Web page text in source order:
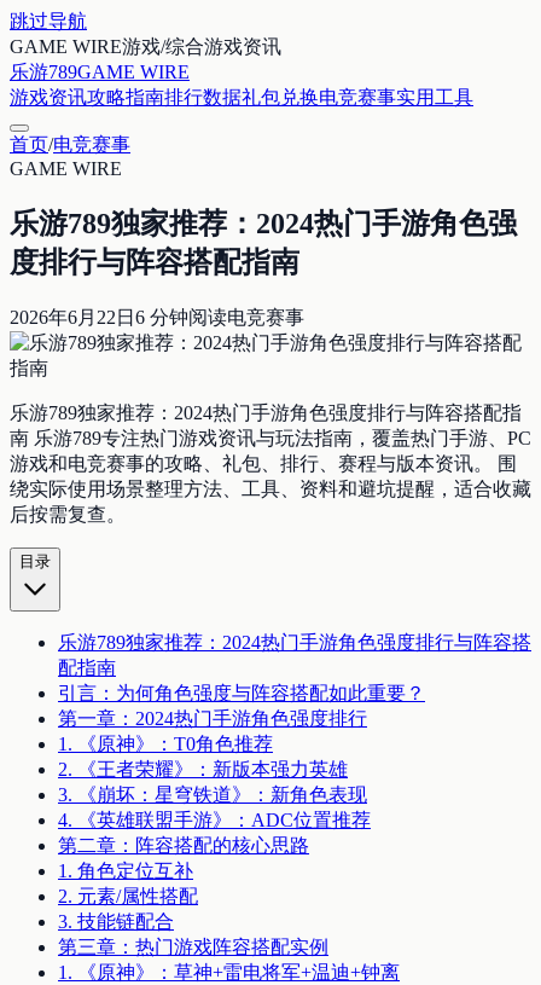
跳过导航
GAME WIRE游戏/综合游戏资讯
乐游789GAME WIRE
游戏资讯攻略指南排行数据礼包兑换电竞赛事实用工具
首页/电竞赛事
GAME WIRE
乐游789独家推荐：2024热门手游角色强
度排行与阵容搭配指南
2026年6月22日 6 分钟阅读电竞赛事
乐游789独家推荐：2024热门手游角色强度排行与阵容搭配指
南 乐游789专注热门游戏资讯与玩法指南，覆盖热门手游、PC
游戏和电竞赛事的攻略、礼包、排行、赛程与版本资讯。 围
绕实际使用场景整理方法、工具、资料和避坑提醒，适合收藏
后按需复查。
目录
乐游789独家推荐：2024热门手游角色强度排行与阵容搭
配指南
引言：为何角色强度与阵容搭配如此重要？
第一章：2024热门手游角色强度排行
1. 《原神》：T0角色推荐
2. 《王者荣耀》：新版本强力英雄
3. 《崩坏：星穹铁道》：新角色表现
4. 《英雄联盟手游》：ADC位置推荐
第二章：阵容搭配的核心思路
1. 角色定位互补
2. 元素/属性搭配
3. 技能链配合
第三章：热门游戏阵容搭配实例
1. 《原神》：草神+雷电将军+温迪+钟离